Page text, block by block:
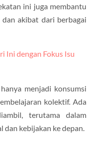
ini juga membantu
akibat dari berbagai
Ini dengan Fokus Isu
menjadi konsumsi
kolektif. Ada
terutama dalam
kebijakan ke depan.